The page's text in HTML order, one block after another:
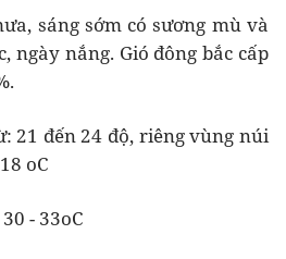
sáng sớm có sương mù và
ngày nắng. Gió đông bắc cấp
21 đến 24 độ, riêng vùng núi
oC
- 33oC